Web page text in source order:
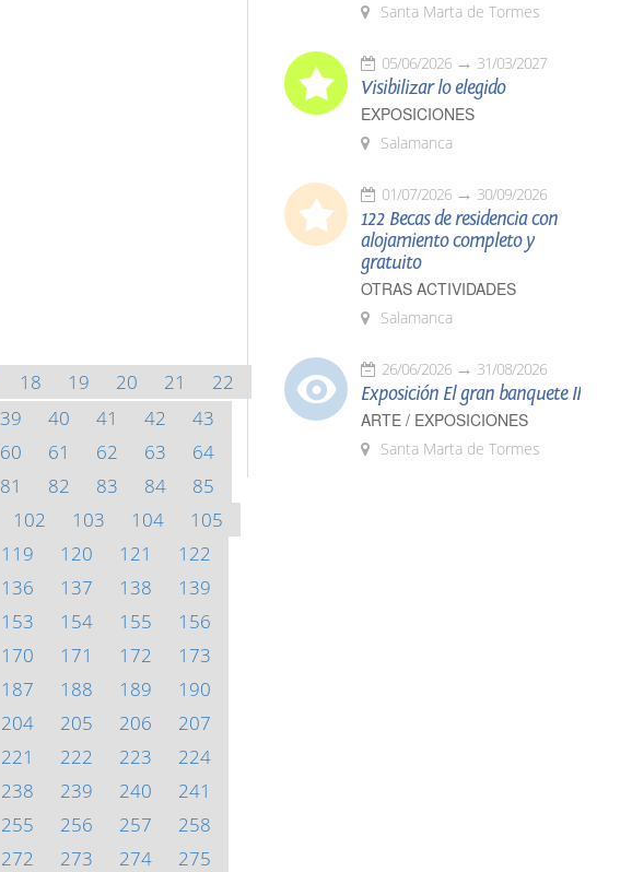
18 19 20 21
22
39 40 41 42
43
60 61 62 63
64
81 82 83 84
85
102 103 104
105
119 120 121
122
136 137 138
139
153 154 155
156
170 171 172
173
187 188 189
190
204 205 206
207
221 222 223
224
238 239 240
241
255 256 257
258
272 273 274 275
Santa Marta de Tormes
05/06/2026 31/03/2027
Visibilizar lo elegido
EXPOSICIONES
Salamanca
01/07/2026 30/09/2026
122 Becas de residencia con
alojamiento completo y
gratuito
OTRAS ACTIVIDADES
Salamanca
26/06/2026 31/08/2026
Exposición El gran banquete II
ARTE / EXPOSICIONES
Santa Marta de Tormes